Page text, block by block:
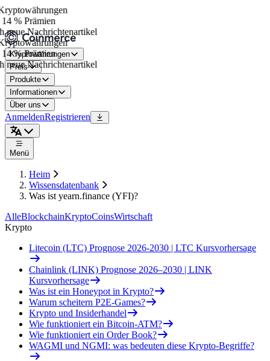
% Prämien
Nachrichtenartikel
% Prämien
Nachrichtenartikel
Kryptowährungen
Preis
Produkte
Informationen
Über uns
AnmeldenRegistrieren
Menü
Heim
Wissensdatenbank
Was ist yearn.finance (YFI)?
AlleBlockchainKryptoCoinsWirtschaft
Krypto
Litecoin (LTC) Prognose 2026-2030 | LTC Kursvorhersage
Chainlink (LINK) Prognose 2026–2030 | LINK
Kursvorhersage
Was ist ein Honeypot in Krypto?
Warum scheitern P2E-Games?
Krypto und Insiderhandel
Wie funktioniert ein Bitcoin-ATM?
Wie funktioniert ein Order Book?
WAGMI und NGMI: was bedeuten diese Krypto-Begriffe?